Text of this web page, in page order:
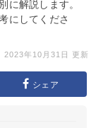
に解説します。
にしてくださ
2023年10月31日 更新
シェア